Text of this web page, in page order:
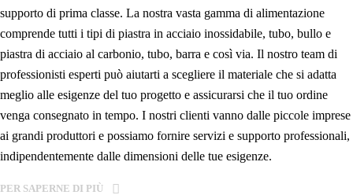
supporto di prima classe. La nostra vasta gamma di alimentazione
comprende tutti i tipi di piastra in acciaio inossidabile, tubo, bullo e
piastra di acciaio al carbonio, tubo, barra e così via. Il nostro team di
professionisti esperti può aiutarti a scegliere il materiale che si adatta
meglio alle esigenze del tuo progetto e assicurarsi che il tuo ordine
venga consegnato in tempo. I nostri clienti vanno dalle piccole imprese
ai grandi produttori e possiamo fornire servizi e supporto professionali,
indipendentemente dalle dimensioni delle tue esigenze.
PER SAPERNE DI PIÙ